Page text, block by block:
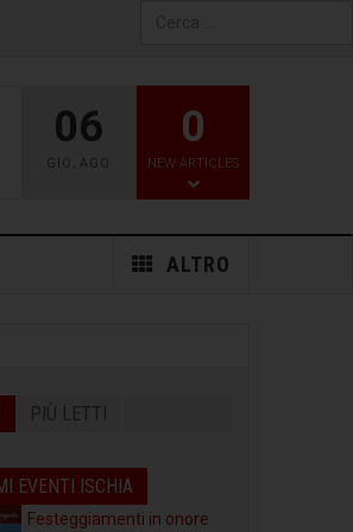
for results.
06
GIO , AGO
0
NEW ARTICLES
ALTRO
PIÙ LETTI
EVENTI ISCHIA
Festeggiamenti in onore